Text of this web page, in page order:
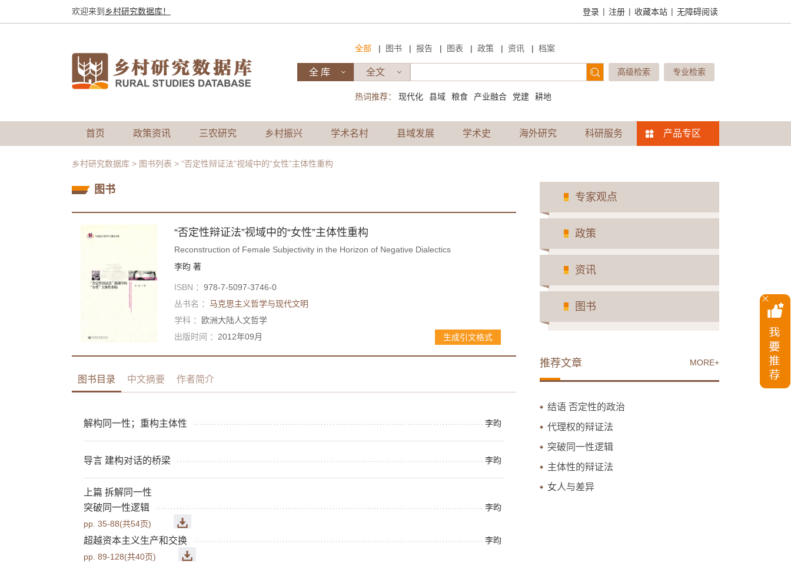
欢迎来到 乡村研究数据库！ 登录 | 注册 | 收藏本站 | 无障碍阅读
全部 | 图书 | 报告 | 图表 | 政策 | 资讯 | 档案
高级检索 专业检索
热词推荐： 现代化 县域 粮食 产业融合 党建 耕地
首页 政策资讯 三农研究 乡村振兴 学术名村 县域发展 学术史 海外研究 科研服务 产品专区
乡村研究数据库 > 图书列表 > “否定性辩证法”视域中的“女性”主体性重构
图书
“否定性辩证法”视域中的“女性”主体性重构
Reconstruction of Female Subjectivity in the Horizon of Negative Dialectics
李昀 著
ISBN ： 978-7-5097-3746-0
丛书名 ： 马克思主义哲学与现代文明
学科 ： 欧洲大陆人文哲学
出版时间 ： 2012年09月 生成引文格式
图书目录 中文摘要 作者简介
解构同一性；重构主体性 李昀
导言 建构对话的桥梁 李昀
上篇 拆解同一性
突破同一性逻辑
李昀
pp. 35-88(共54页)
超越资本主义生产和交换
李昀
pp. 89-128(共40页)
专家观点
政策
资讯
图书
MORE+
推荐文章
结语 否定性的政治
代理权的辩证法
突破同一性逻辑
主体性的辩证法
女人与差异